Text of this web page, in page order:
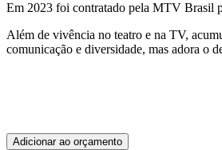
Em 2023 foi contratado pela MTV Brasil
Além de vivência no teatro e na TV,
comunicação e diversidade, mas adora o
Adicionar ao orçamento